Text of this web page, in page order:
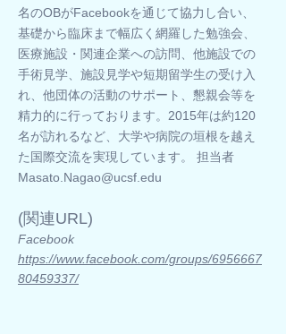
名のOBがFacebookを通じて協力し合い、
基礎から臨床まで幅広く網羅した勉強会、
医療施設・関連企業への訪問、他施設での
手術見学、施設見学や短期留学生の受け入
れ、他団体の活動のサポート、懇親会等を
精力的に行っております。2015年は約120
名が訪れるなど、大学や病院の垣根を越え
た国際交流を実現しています。 担当者
Masato.Nagao@ucsf.edu
​(関連URL)
Facebook
https://www.facebook.com/groups/6956667
80459337/